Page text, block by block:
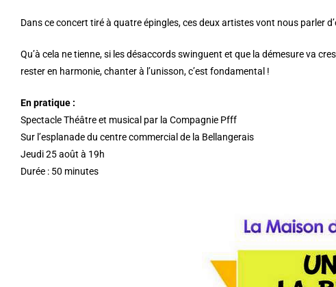
Dans ce concert tiré à quatre épingles, ces deux artistes vont nous parler
Qu’à cela ne tienne, si les désaccords swinguent et que la démesure va
rester en harmonie, chanter à l’unisson, c’est fondamental !
En pratique :
Spectacle Théâtre et musical par la Compagnie Pfff
Sur l’esplanade du centre commercial de la Bellangerais
Jeudi 25 août à 19h
Durée : 50 minutes